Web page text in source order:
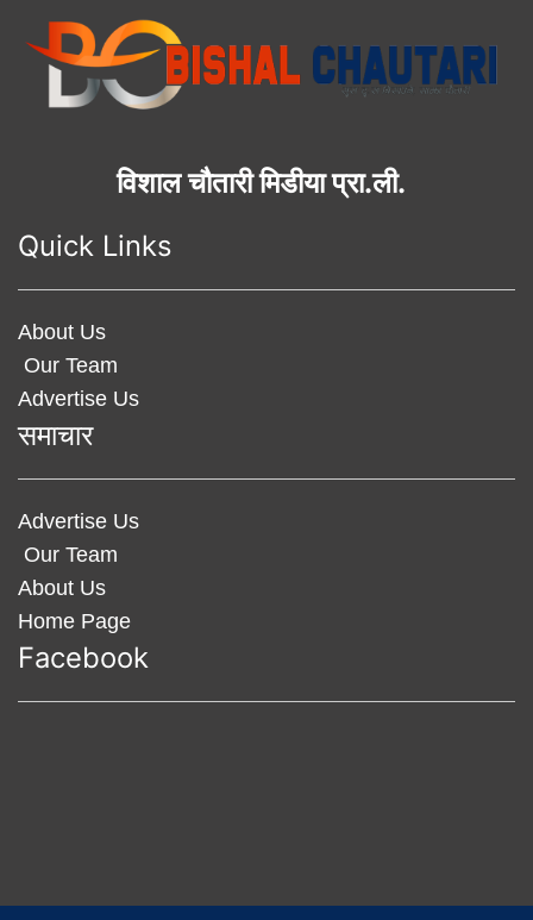
विशाल चौतारी मिडीया प्रा.ली.
Quick Links
About Us
Our Team
Advertise Us
समाचार
Advertise Us
Our Team
About Us
Home Page
Facebook